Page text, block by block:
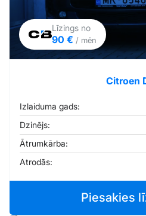
Līzings no
90 € / mēn
Citroen
Izlaiduma gads:
Dzinējs:
Ātrumkārba:
Atrodās:
Piesakies